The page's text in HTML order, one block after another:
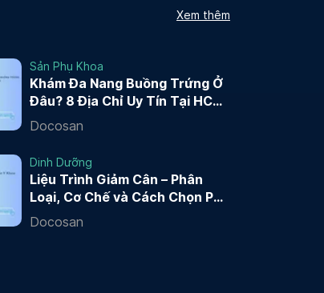
Xem thêm
Sản Phụ Khoa
Khám Đa Nang Buồng Trứng Ở
Đâu? 8 Địa Chỉ Uy Tín Tại HCM
và Hà Nội 2026
Docosan
Dinh Dưỡng
Liệu Trình Giảm Cân – Phân
Loại, Cơ Chế và Cách Chọn Phù
Hợp
Docosan